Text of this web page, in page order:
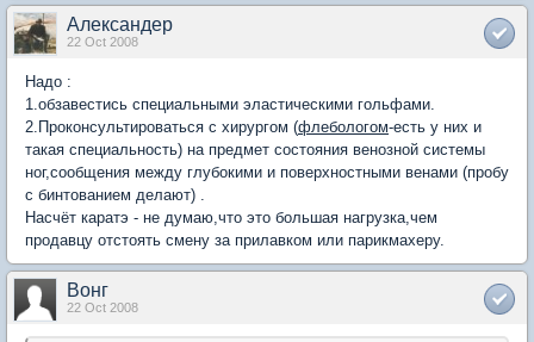
Александер
22 Oct 2008
Надо :
1.обзавестись специальными эластическими гольфами.
2.Проконсультироваться с хирургом (флебологом-есть у них и
такая специальность) на предмет состояния венозной системы
ног,сообщения между глубокими и поверхностными венами (пробу
с бинтованием делают) .
Насчёт каратэ - не думаю,что это большая нагрузка,чем
продавцу отстоять смену за прилавком или парикмахеру.
Вонг
22 Oct 2008